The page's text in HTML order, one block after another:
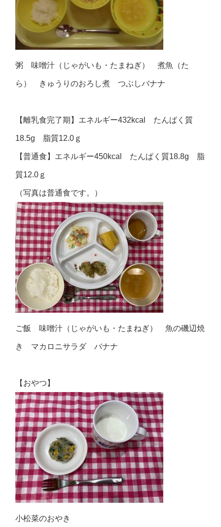
粥 味噌汁（じゃがいも・たまねぎ） 煮魚（た
ら） きゅうりのおろし煮 つぶしバナナ
【離乳食完了期】エネルギー432kcal たんぱく質
18.5g 脂質12.0ｇ
【普通食】エネルギー450kcal たんぱく質18.8g 脂
質12.0ｇ
（写真は普通食です。）
ご飯 味噌汁（じゃがいも・たまねぎ） 魚の磯辺焼
き マカロニサラダ バナナ
【おやつ】
小松菜のおやき